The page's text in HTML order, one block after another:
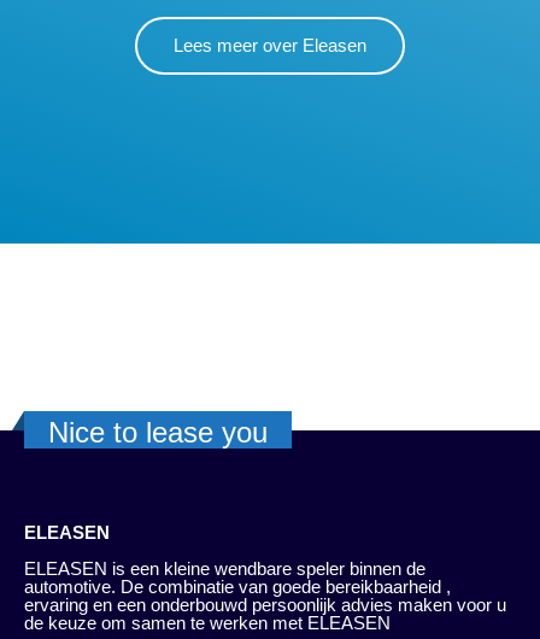
Lees meer over Eleasen
Nice to lease you
ELEASEN
ELEASEN is een kleine wendbare speler binnen de
automotive. De combinatie van goede bereikbaarheid ,
ervaring en een onderbouwd persoonlijk advies maken voor u
de keuze om samen te werken met ELEASEN